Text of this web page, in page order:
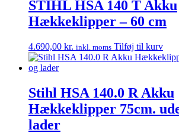
STIHL HSA 140 T Akku
Hækkeklipper – 60 cm
4.690,00 kr. inkl. moms Tilføj til kurv
Stihl HSA 140.0 R Akku
Hækkeklipper 75cm.
lader